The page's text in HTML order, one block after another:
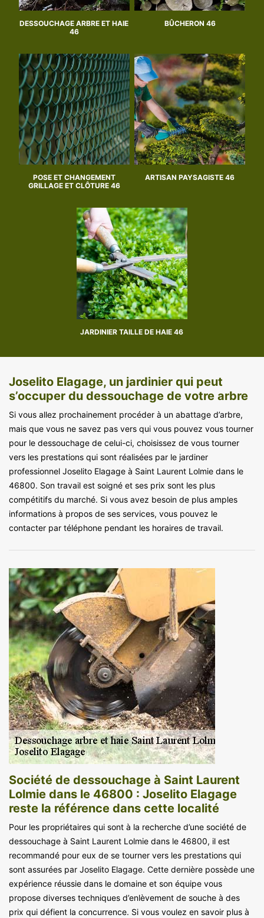
DESSOUCHAGE ARBRE ET HAIE
46
BÛCHERON 46
POSE ET CHANGEMENT
GRILLAGE ET CLÔTURE 46
ARTISAN PAYSAGISTE 46
JARDINIER TAILLE DE HAIE 46
Joselito Elagage, un jardinier qui peut
s’occuper du dessouchage de votre arbre
Si vous allez prochainement procéder à un abattage d’arbre,
mais que vous ne savez pas vers qui vous pouvez vous tourner
pour le dessouchage de celui-ci, choisissez de vous tourner
vers les prestations qui sont réalisées par le jardiner
professionnel Joselito Elagage à Saint Laurent Lolmie dans le
46800. Son travail est soigné et ses prix sont les plus
compétitifs du marché. Si vous avez besoin de plus amples
informations à propos de ses services, vous pouvez le
contacter par téléphone pendant les horaires de travail.
Société de dessouchage à Saint Laurent
Lolmie dans le 46800 : Joselito Elagage
reste la référence dans cette localité
Pour les propriétaires qui sont à la recherche d’une société de
dessouchage à Saint Laurent Lolmie dans le 46800, il est
recommandé pour eux de se tourner vers les prestations qui
sont assurées par Joselito Elagage. Cette dernière possède une
expérience réussie dans le domaine et son équipe vous
propose diverses techniques d’enlèvement de souche à des
prix qui défient la concurrence. Si vous voulez en savoir plus à